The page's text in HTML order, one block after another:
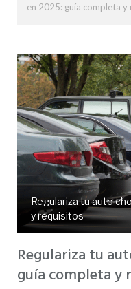
en 2025: guía completa y
Regulariza tu auto
y requisitos
Regulariza tu
guía completa y